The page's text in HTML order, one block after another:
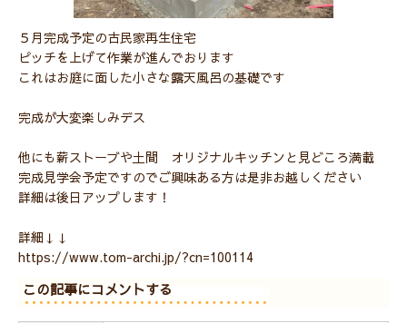
５月完成予定の古民家再生住宅
ピッチを上げて作業が進んでおります
これはお庭に面した小さな露天風呂の基礎です
完成が大変楽しみデス
他にも薪ストーブや土間 オリジナルキッチンと見どころ満載
完成見学会予定ですのでご興味ある方は是非お越しください
詳細は後日アップします！
詳細↓↓
https://www.tom-archi.jp/?cn=100114
この記事にコメントする